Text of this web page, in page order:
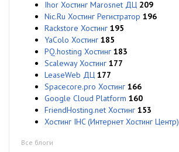
Ihor Хостинг Marosnet ДЦ 209
Nic.Ru Хостинг Регистратор 196
Rackstore Хостинг 195
YaColo Хостинг 185
PQ.hosting Хостинг 183
Scaleway Хостинг 177
LeaseWeb ДЦ 177
Spacecore.pro Хостинг 166
Google Cloud Platform 160
FriendHosting.net Хостинг 153
Хостинг IHC (Интернет Хостинг Центр)
Все блоги